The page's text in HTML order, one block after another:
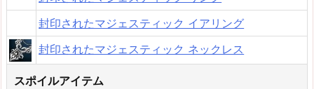
封印されたマジェスティック イアリング
封印されたマジェスティック ネックレス
スポイルアイテム